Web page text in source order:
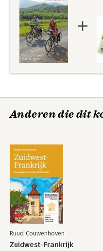
Anderen die dit
Ruud Couwenhoven
Zuidwest-Frankrijk